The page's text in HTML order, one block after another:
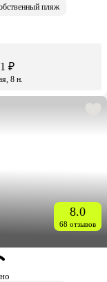
пляж
₽
8 н.
8.0
68 отзывов